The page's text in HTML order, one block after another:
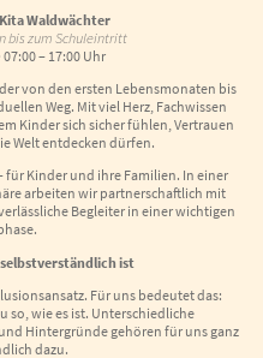
Waldwächter
bis zum Schuleintritt
– 17:00 Uhr
von den ersten Lebensmonaten bis
Weg. Mit viel Herz, Fachwissen
Kinder sich sicher fühlen, Vertrauen
Welt entdecken dürfen.
für Kinder und ihre Familien. In einer
arbeiten wir partnerschaftlich mit
Begleiter in einer wichtigen
ist
Für uns bedeutet das:
so, wie es ist. Unterschiedliche
Hintergründe gehören für uns ganz
dazu.